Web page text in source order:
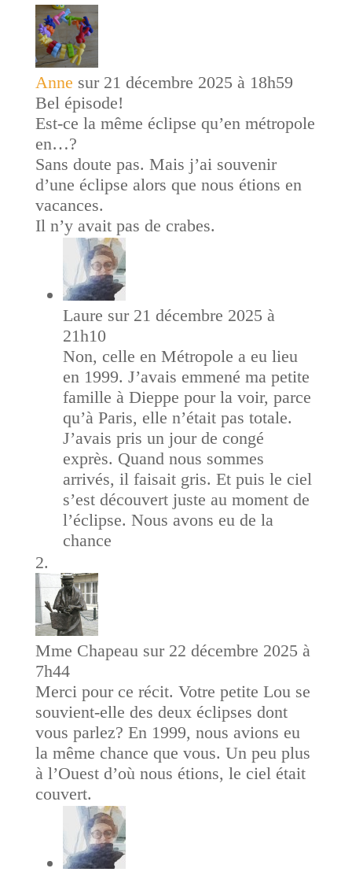
Anne sur 21 décembre 2025 à 18h59
Bel épisode!
Est-ce la même éclipse qu’en métropole
en…?
Sans doute pas. Mais j’ai souvenir
d’une éclipse alors que nous étions en
vacances.
Il n’y avait pas de crabes.
Laure sur 21 décembre 2025 à
21h10
Non, celle en Métropole a eu lieu
en 1999. J’avais emmené ma petite
famille à Dieppe pour la voir, parce
qu’à Paris, elle n’était pas totale.
J’avais pris un jour de congé
exprès. Quand nous sommes
arrivés, il faisait gris. Et puis le ciel
s’est découvert juste au moment de
l’éclipse. Nous avons eu de la
chance
Mme Chapeau sur 22 décembre 2025 à
7h44
Merci pour ce récit. Votre petite Lou se
souvient-elle des deux éclipses dont
vous parlez? En 1999, nous avions eu
la même chance que vous. Un peu plus
à l’Ouest d’où nous étions, le ciel était
couvert.